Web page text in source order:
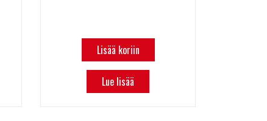
Lisää koriin
Lue lisää